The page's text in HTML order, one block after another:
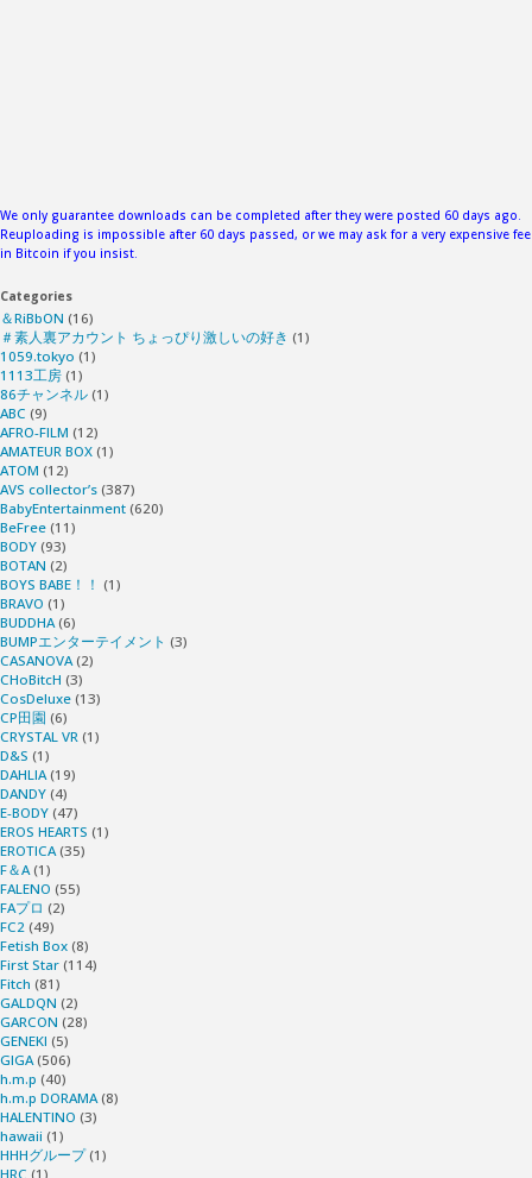
We only guarantee downloads can be completed after they were posted 60 days ago.
Reuploading is impossible after 60 days passed, or we may ask for a very expensive fee
in Bitcoin if you insist.
Categories
＆RiBbON (16)
＃素人裏アカウント ちょっぴり激しいの好き (1)
1059.tokyo (1)
1113工房 (1)
86チャンネル (1)
ABC (9)
AFRO-FILM (12)
AMATEUR BOX (1)
ATOM (12)
AVS collector’s (387)
BabyEntertainment (620)
BeFree (11)
BODY (93)
BOTAN (2)
BOYS BABE！！ (1)
BRAVO (1)
BUDDHA(6)
BUMPエンターテイメント (3)
CASANOVA(2)
CHoBitcH (3)
CosDeluxe (13)
CP田園 (6)
CRYSTAL VR (1)
D&S (1)
DAHLIA(19)
DANDY (4)
E-BODY (47)
EROS HEARTS (1)
EROTICA(35)
F＆A(1)
FALENO (55)
FAプロ (2)
FC2 (49)
Fetish Box (8)
First Star (114)
Fitch (81)
GALDQN (2)
GARCON (28)
GENEKI (5)
GIGA(506)
h.m.p (40)
h.m.p DORAMA(8)
HALENTINO (3)
hawaii (1)
HHHグループ(1)
HRC (1)